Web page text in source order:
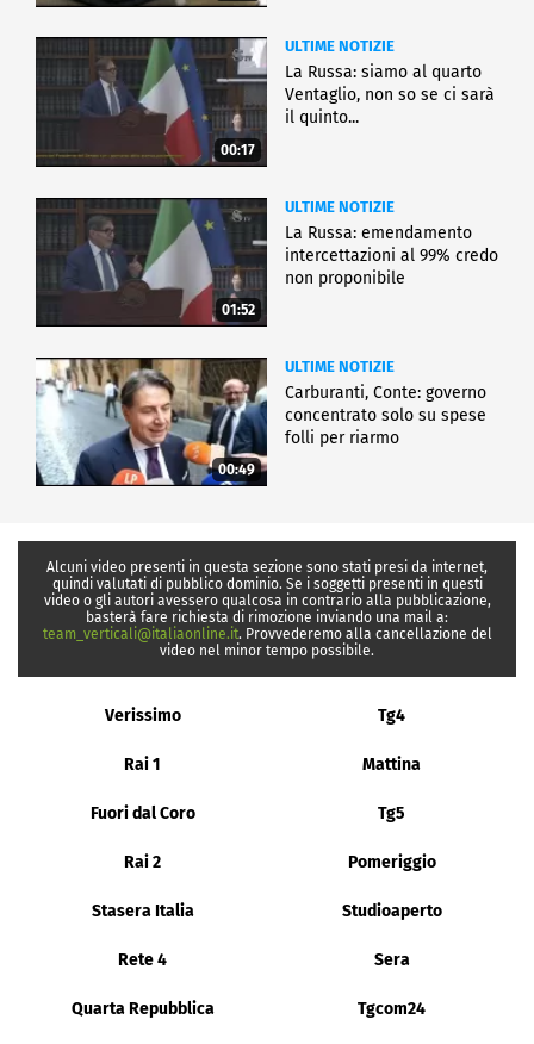
00:17
ULTIME NOTIZIE
La Russa: siamo al quarto
Ventaglio, non so se ci sarà
il quinto...
01:52
ULTIME NOTIZIE
La Russa: emendamento
intercettazioni al 99% credo
non proponibile
00:49
ULTIME NOTIZIE
Carburanti, Conte: governo
concentrato solo su spese
folli per riarmo
Alcuni video presenti in questa sezione sono stati presi da internet,
quindi valutati di pubblico dominio. Se i soggetti presenti in questi
video o gli autori avessero qualcosa in contrario alla pubblicazione,
basterà fare richiesta di rimozione inviando una mail a:
team_verticali@italiaonline.it. Provvederemo alla cancellazione del
video nel minor tempo possibile.
Verissimo Tg4
Rai 1 Mattina
Fuori dal Coro Tg5
Rai 2 Pomeriggio
Stasera Italia Studioaperto
Rete 4 Sera
Quarta Repubblica Tgcom24